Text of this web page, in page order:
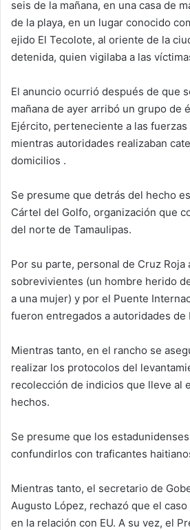
seis de la mañana, en una casa de
de la playa, en un lugar conocido
ejido El Tecolote, al oriente de la
detenida, quien vigilaba a las
El anuncio ocurrió después de que
mañana de ayer arribó un grupo de
Ejército, perteneciente a las
mientras autoridades realizaban
domicilios .
Se presume que detrás del hecho
Cártel del Golfo, organización que
del norte de Tamaulipas.
Por su parte, personal de Cruz Roja
sobrevivientes (un hombre herido
a una mujer) y por el Puente
fueron entregados a autoridades de
Mientras tanto, en el rancho se
realizar los protocolos del
recolección de indicios que lleve al
hechos.
Se presume que los
confundirlos con traficantes
Mientras tanto, el secretario de
Augusto López, rechazó que el
en la relación con EU. A su vez, el